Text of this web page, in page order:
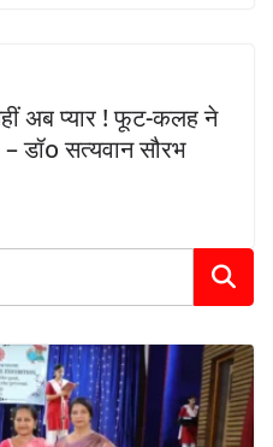
अब प्यार ! फूट-कलह ने
डॉo सत्यवान सौरभ